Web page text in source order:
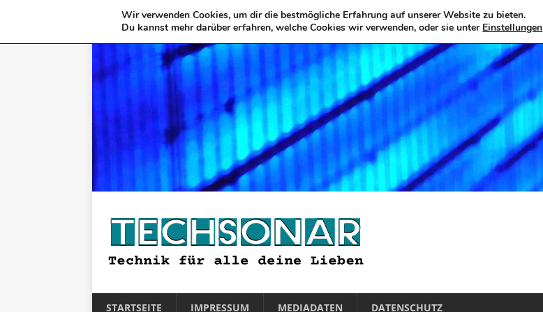
STARTSEITE IMPRESSUM MEDIADATEN DATENSCHUTZ
Wir verwenden Cookies, um dir die bestmögliche Erfahrung auf unserer Website zu bieten.
Du kannst mehr darüber erfahren, welche Cookies wir verwenden, oder sie unter Einstellungen